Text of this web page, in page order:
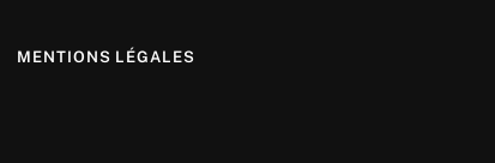
MENTIONS LÉGALES